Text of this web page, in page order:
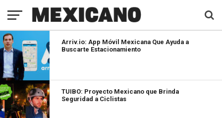
Arriv.io: App Móvil Mexicana Que Ayuda a
Buscarte Estacionamiento
TUIBO: Proyecto Mexicano que Brinda
Seguridad a Ciclistas